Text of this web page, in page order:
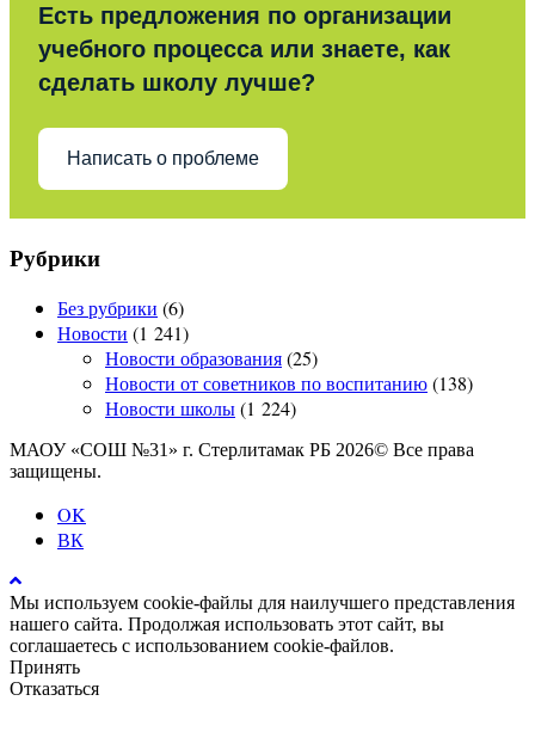
Есть предложения по организации
учебного процесса или знаете, как
сделать школу лучше?
Написать о проблеме
Рубрики
Без рубрики (6)
Новости (1 241)
Новости образования(25)
Новости от советников по воспитанию(138)
Новости школы(1 224)
МАОУ «СОШ №31» г. Стерлитамак РБ 2026© Все права
защищены.
OK
ВК
Мы используем cookie-файлы для наилучшего представления
нашего сайта. Продолжая использовать этот сайт, вы
соглашаетесь с использованием cookie-файлов.
Принять
Отказаться